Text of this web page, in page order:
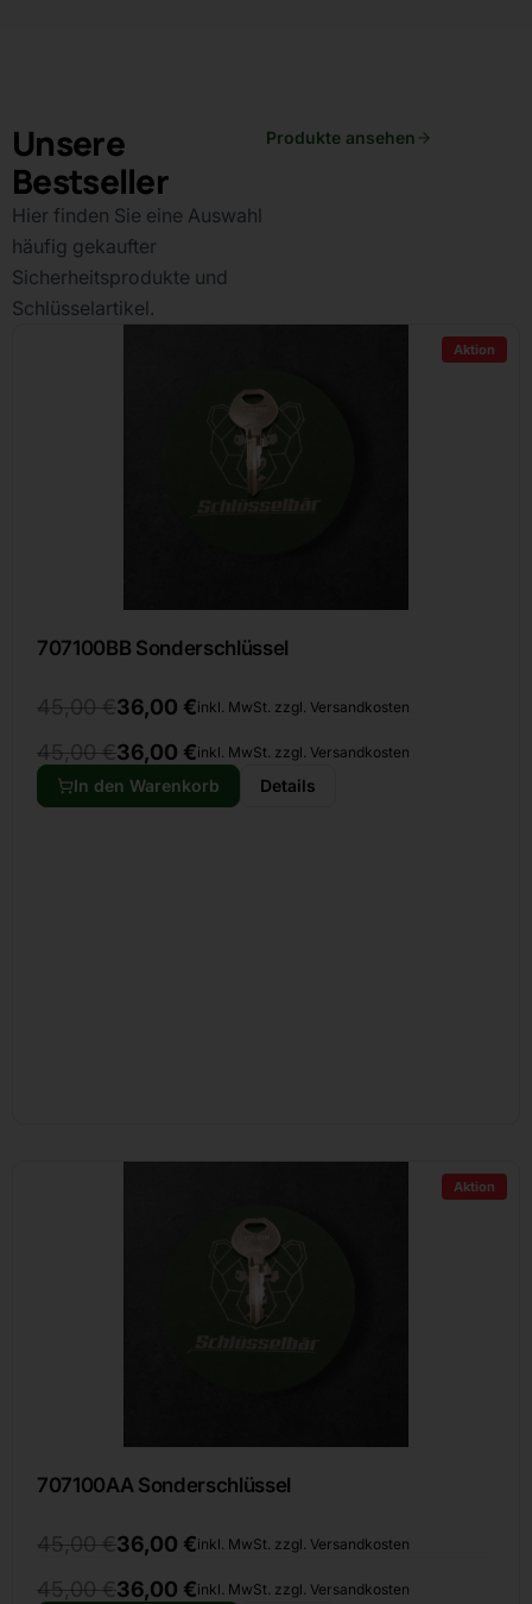
Unsere
Bestseller
Hier finden Sie eine Auswahl
häufig gekaufter
Sicherheitsprodukte und
Schlüsselartikel.
Produkte ansehen
Aktion
707100BB Sonderschlüssel
45,00 €36,00 €inkl. MwSt. zzgl. Versandkosten
45,00 €36,00 €inkl. MwSt. zzgl. Versandkosten
In den Warenkorb Details
Aktion
707100AA Sonderschlüssel
45,00 €36,00 €inkl. MwSt. zzgl. Versandkosten
45,00 €36,00 €inkl. MwSt. zzgl. Versandkosten